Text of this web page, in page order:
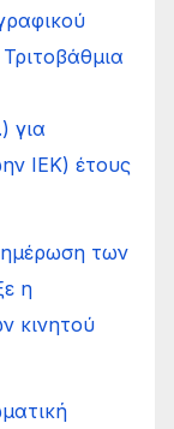
για
ΙΕΚ) έτους
των
η
κινητού